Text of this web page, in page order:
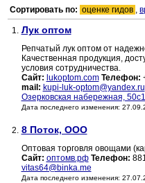
Сортировать по: оценке гидов ,
1. Лук оптом
Репчатый лук оптом от
Качественная продукция,
условия сотрудничества.
Сайт: lukoptom.com Телефон:
mail: kupi-luk-optom@yandex.ru
Озерковская набережная, 50с1
Дата последнего изменения:
2. 8 Поток, ООО
Оптовая торговля овощами
Сайт: оптомв.рф Телефон:
vitas64@binka.me
Дата последнего изменения: